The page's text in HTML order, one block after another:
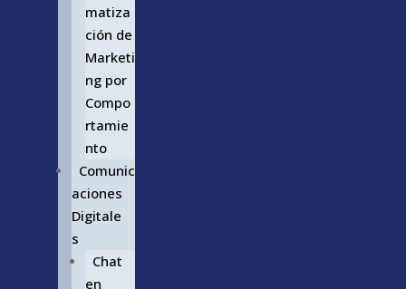
matiza
ción de
Marketi
ng por
Compo
rtamie
nto
Comunic
aciones
Digitale
s
Chat
en